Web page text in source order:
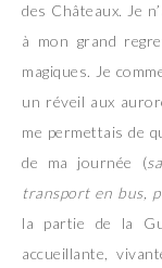
des Châteaux. Je
à mon grand
magiques. Je
un réveil aux
me permettais de
de ma journée (
transport en bus,
la partie de la
accueillante,